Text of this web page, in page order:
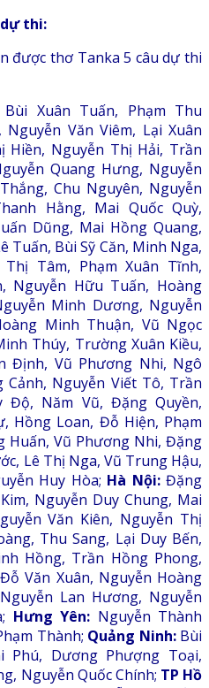
thi:
được thơ Tanka 5 câu dự thi
Xuân Tuấn, Phạm Thu
Văn Viêm, Lại Xuân
Hiền, Nguyễn Thị Hải, Trần
Quang Hưng, Nguyễn
Chu Nguyên, Nguyễn
Hằng, Mai Quốc Quỳ,
Dũng, Mai Hồng Quang,
Tuấn, Bùi Sỹ Căn, Minh Nga,
Tâm, Phạm Xuân Tĩnh,
Nguyễn Hữu Tuấn, Hoàng
Minh Dương, Nguyễn
Minh Thuận, Vũ Ngọc
Thúy, Trường Xuân Kiều,
Định, Vũ Phương Nhi, Ngô
Cảnh, Nguyễn Viết Tô, Trần
Độ, Năm Vũ, Đặng Quyền,
Hồng Loan, Đỗ Hiện, Phạm
Huấn, Vũ Phương Nhi, Đặng
Lê Thị Nga, Vũ Trung Hậu,
Huy Hòa; Hà Nội:Đặng
Nguyễn Duy Chung, Mai
Văn Kiên, Nguyễn Thị
Thu Sang, Lại Duy Bến,
Hồng, Trần Hồng Phong,
Văn Xuân, Nguyễn Hoàng
Lan Hương, Nguyễn
Hưng Yên: Nguyễn Thành
Thành; Quảng Ninh:Bùi
Phú, Dương Phượng Toại,
Nguyễn Quốc Chính; TP Hồ